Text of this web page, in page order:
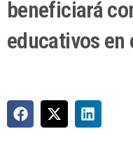
beneficiará
educativos en